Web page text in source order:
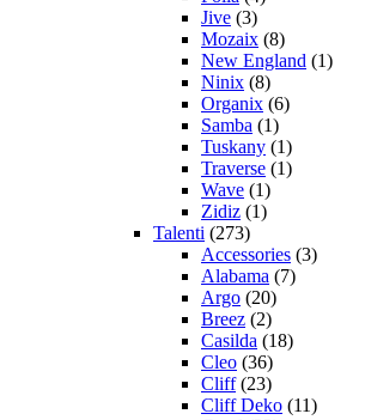
Jive (3)
Mozaix (8)
New England (1)
Ninix (8)
Organix (6)
Samba (1)
Tuskany (1)
Traverse (1)
Wave (1)
Zidiz (1)
Talenti (273)
Accessories (3)
Alabama (7)
Argo (20)
Breez (2)
Casilda (18)
Cleo (36)
Cliff (23)
Cliff Deko (11)